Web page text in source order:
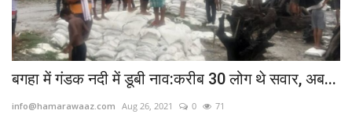
बगहा में गंडक नदी में डूबी नाव:करीब 30 लोग थे सवार, अब...
info@hamarawaaz.com Aug 26, 2021 0 71